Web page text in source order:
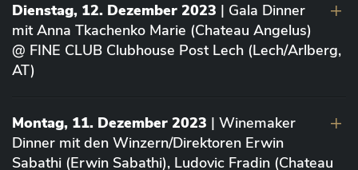
Dienstag, 12. Dezember 2023 | Gala Dinner
mit Anna Tkachenko Marie (Chateau Angelus)
@ FINE CLUB Clubhouse Post Lech (Lech/Arlberg,
AT)
Montag, 11. Dezember 2023 | Winemaker
Dinner mit den Winzern/Direktoren Erwin
Sabathi (Erwin Sabathi), Ludovic Fradin (Chateau